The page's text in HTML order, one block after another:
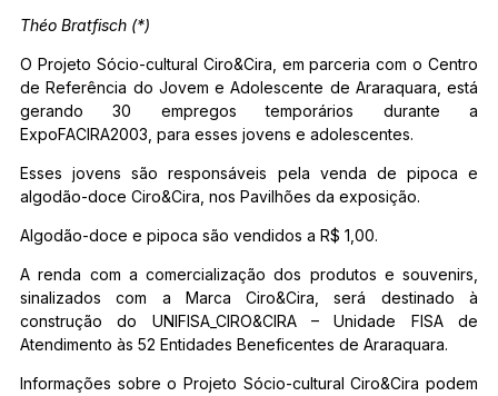
Théo Bratfisch (*)
O Projeto Sócio-cultural Ciro&Cira, em parceria com o Centro
de Referência do Jovem e Adolescente de Araraquara, está
gerando 30 empregos temporários durante a
ExpoFACIRA2003, para esses jovens e adolescentes.
Esses jovens são responsáveis pela venda de pipoca e
algodão-doce Ciro&Cira, nos Pavilhões da exposição.
Algodão-doce e pipoca são vendidos a R$ 1,00.
A renda com a comercialização dos produtos e souvenirs,
sinalizados com a Marca Ciro&Cira, será destinado à
construção do UNIFISA_CIRO&CIRA – Unidade FISA de
Atendimento às 52 Entidades Beneficentes de Araraquara.
Informações sobre o Projeto Sócio-cultural Ciro&Cira podem